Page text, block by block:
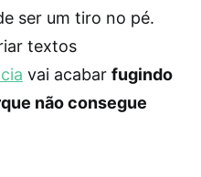
ser um tiro no pé.
textos
vai acabar fugindo
não consegue